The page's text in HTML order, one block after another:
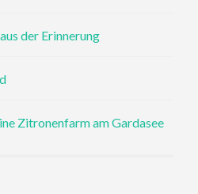
der Erinnerung
Zitronenfarm am Gardasee